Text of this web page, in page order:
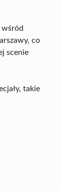
wśród
co
scenie
takie